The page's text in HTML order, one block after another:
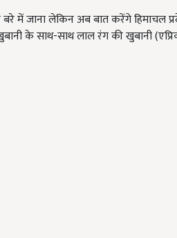
में जाना लेकिन अब बात करेंगे हिमाचल
के साथ-साथ लाल रंग की खुबानी